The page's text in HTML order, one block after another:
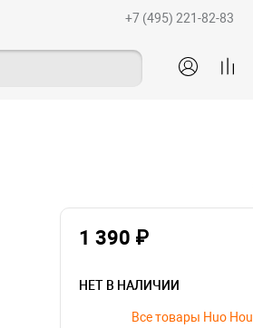
+7 (495) 221-82-83
1 390 ₽
НЕТ В НАЛИЧИИ
Все товары Huo Hou